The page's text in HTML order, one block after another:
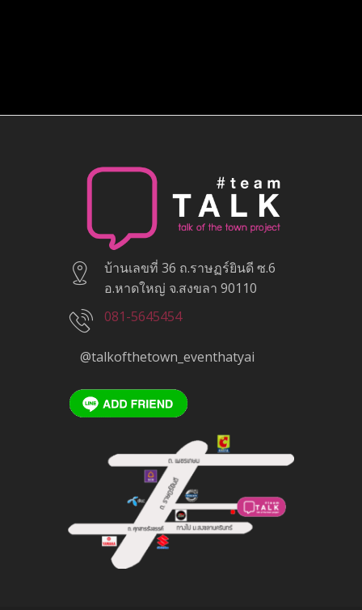
บ้านเลขที่ 36 ถ.ราษฏร์ยินดี ซ.6
อ.หาดใหญ่ จ.สงขลา 90110
081-5645454
@talkofthetown_eventhatyai